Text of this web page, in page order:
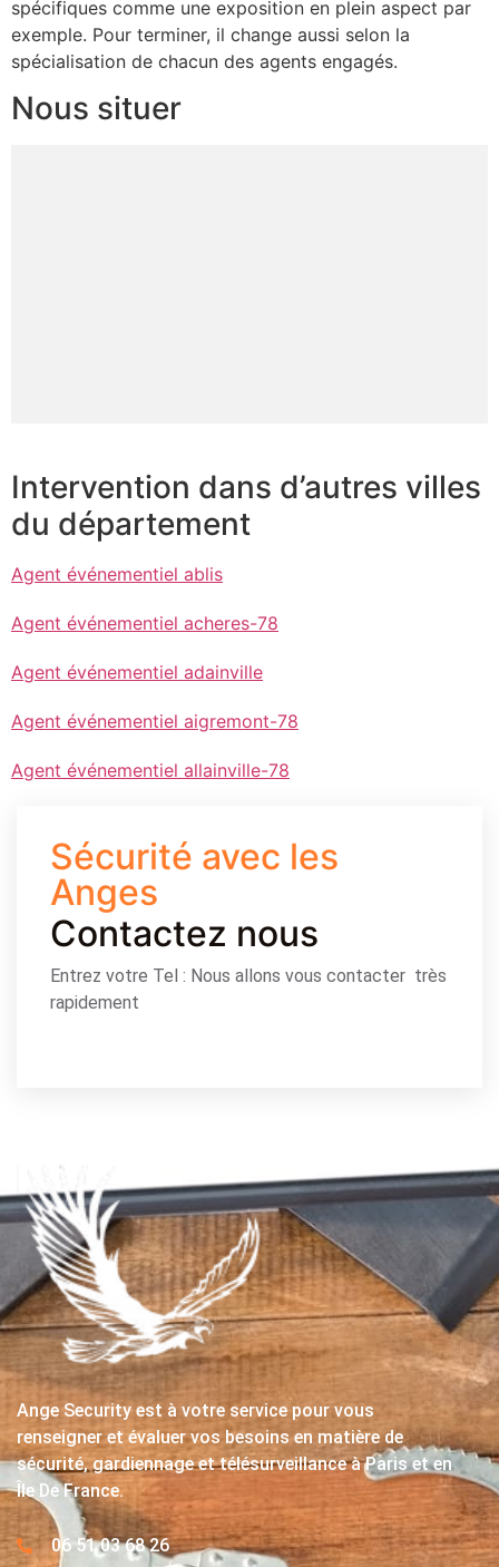
spécifiques comme une exposition en plein aspect par
exemple. Pour terminer, il change aussi selon la
spécialisation de chacun des agents engagés.
Nous situer
Intervention dans d’autres villes
du département
Agent événementiel ablis
Agent événementiel acheres-78
Agent événementiel adainville
Agent événementiel aigremont-78
Agent événementiel allainville-78
Sécurité avec les
Anges
Contactez nous
Entrez votre Tel : Nous allons vous contacter très
rapidement
Ange Security est à votre service pour vous
renseigner et évaluer vos besoins en matière de
sécurité, gardiennage et télésurveillance à Paris et en
Île De France.
06 51 03 68 26